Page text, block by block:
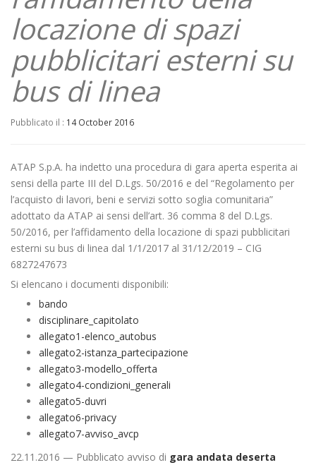
locazione di spazi
pubblicitari esterni su
bus di linea
Pubblicato il : 14 October 2016
ATAP S.p.A. ha indetto una procedura di gara aperta esperita ai
sensi della parte III del D.Lgs. 50/2016 e del “Regolamento per
l’acquisto di lavori, beni e servizi sotto soglia comunitaria”
adottato da ATAP ai sensi dell’art. 36 comma 8 del D.Lgs.
50/2016, per l’affidamento della locazione di spazi pubblicitari
esterni su bus di linea dal 1/1/2017 al 31/12/2019 – CIG
6827247673
Si elencano i documenti disponibili:
bando
disciplinare_capitolato
allegato1-elenco_autobus
allegato2-istanza_partecipazione
allegato3-modello_offerta
allegato4-condizioni_generali
allegato5-duvri
allegato6-privacy
allegato7-avviso_avcp
22.11.2016 — Pubblicato avviso di gara andata deserta